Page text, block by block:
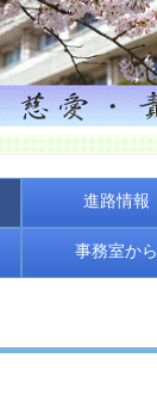
進路情報
事務室から